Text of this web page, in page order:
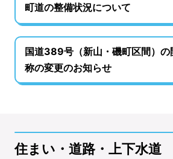
町道の整備状況について
国道389号（新山・磯町区間）の
称の変更のお知らせ
住まい・道路・上下水道